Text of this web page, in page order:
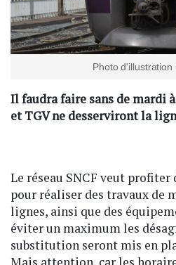
Photo d'illustration
Il faudra faire sans de mardi
et TGV ne desserviront la
Le réseau SNCF veut
pour réaliser des travaux de
lignes, ainsi que des
éviter un maximum les
substitution seront mis en
Mais attention, car les